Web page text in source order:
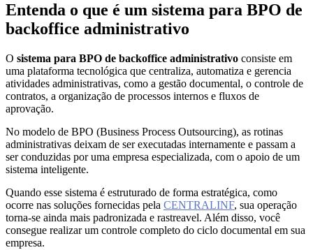
Entenda o que é um sistema para BPO de
backoffice administrativo
O sistema para BPO de backoffice administrativo consiste em
uma plataforma tecnológica que centraliza, automatiza e gerencia
atividades administrativas, como a gestão documental, o controle de
contratos, a organização de processos internos e fluxos de
aprovação.
No modelo de BPO (Business Process Outsourcing), as rotinas
administrativas deixam de ser executadas internamente e passam a
ser conduzidas por uma empresa especializada, com o apoio de um
sistema inteligente.
Quando esse sistema é estruturado de forma estratégica, como
ocorre nas soluções fornecidas pela CENTRALINF, sua operação
torna-se ainda mais padronizada e rastreavel. Além disso, você
consegue realizar um controle completo do ciclo documental em sua
empresa.